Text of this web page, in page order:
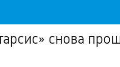
снова